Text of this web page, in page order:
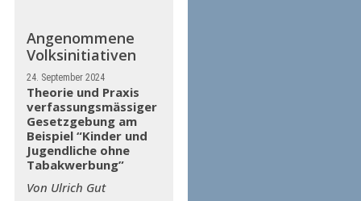
Angenommene
Volksinitiativen
24. September 2024
Theorie und Praxis
verfassungsmässiger
Gesetzgebung am
Beispiel “Kinder und
Jugendliche ohne
Tabakwerbung”
Von Ulrich Gut